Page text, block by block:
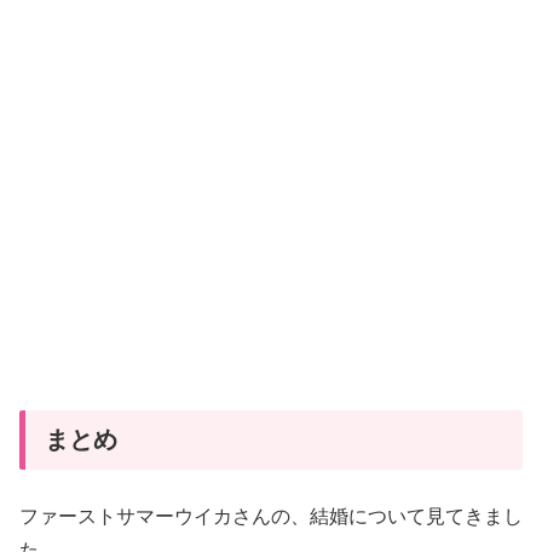
まとめ
ファーストサマーウイカさんの、結婚について見てきまし